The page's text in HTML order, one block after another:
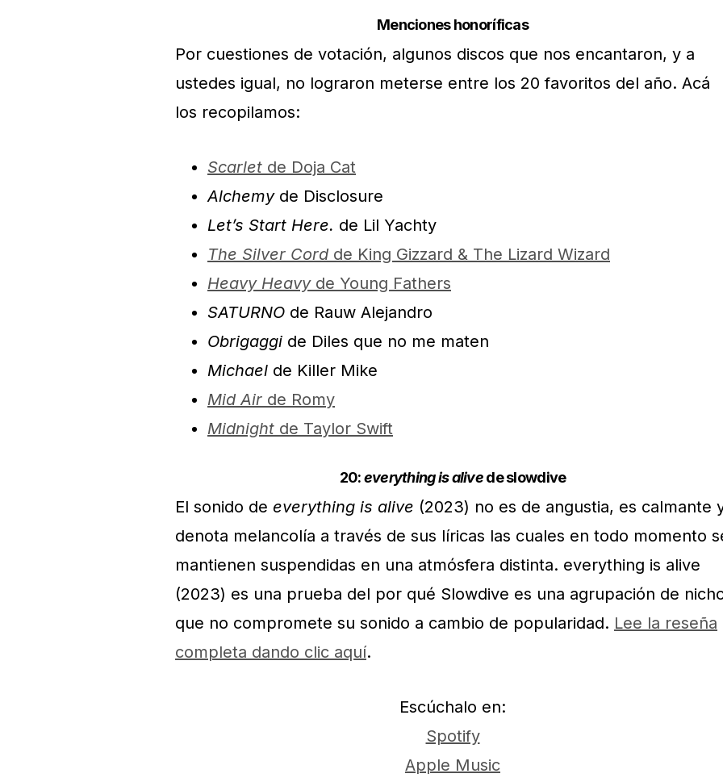
Menciones honoríficas
Por cuestiones de votación, algunos discos que nos encantaron, y a
ustedes igual, no lograron meterse entre los 20 favoritos del año. Acá
los recopilamos:
Scarlet de Doja Cat
Alchemy de Disclosure
Let’s Start Here. de Lil Yachty
The Silver Cord de King Gizzard & The Lizard Wizard
Heavy Heavyde Young Fathers
SATURNO de Rauw Alejandro
Obrigaggi de Diles que no me maten
Michael de Killer Mike
Mid Air de Romy
Midnight de Taylor Swift
20:everything is alivede slowdive
El sonido de everything is alive (2023) no es de angustia, es calmante
denota melancolía a través de sus líricas las cuales en todo momento
mantienen suspendidas en una atmósfera distinta. everything is alive
(2023) es una prueba del por qué Slowdive es una agrupación de
que no compromete su sonido a cambio de popularidad. Lee la reseña
completa dando clic aquí.
Escúchalo en:
Spotify
Apple Music